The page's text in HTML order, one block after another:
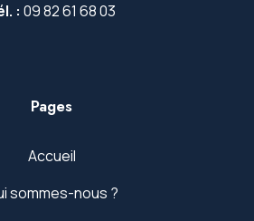
: 09 82 61 68 03
Pages
Accueil
sommes-nous ?